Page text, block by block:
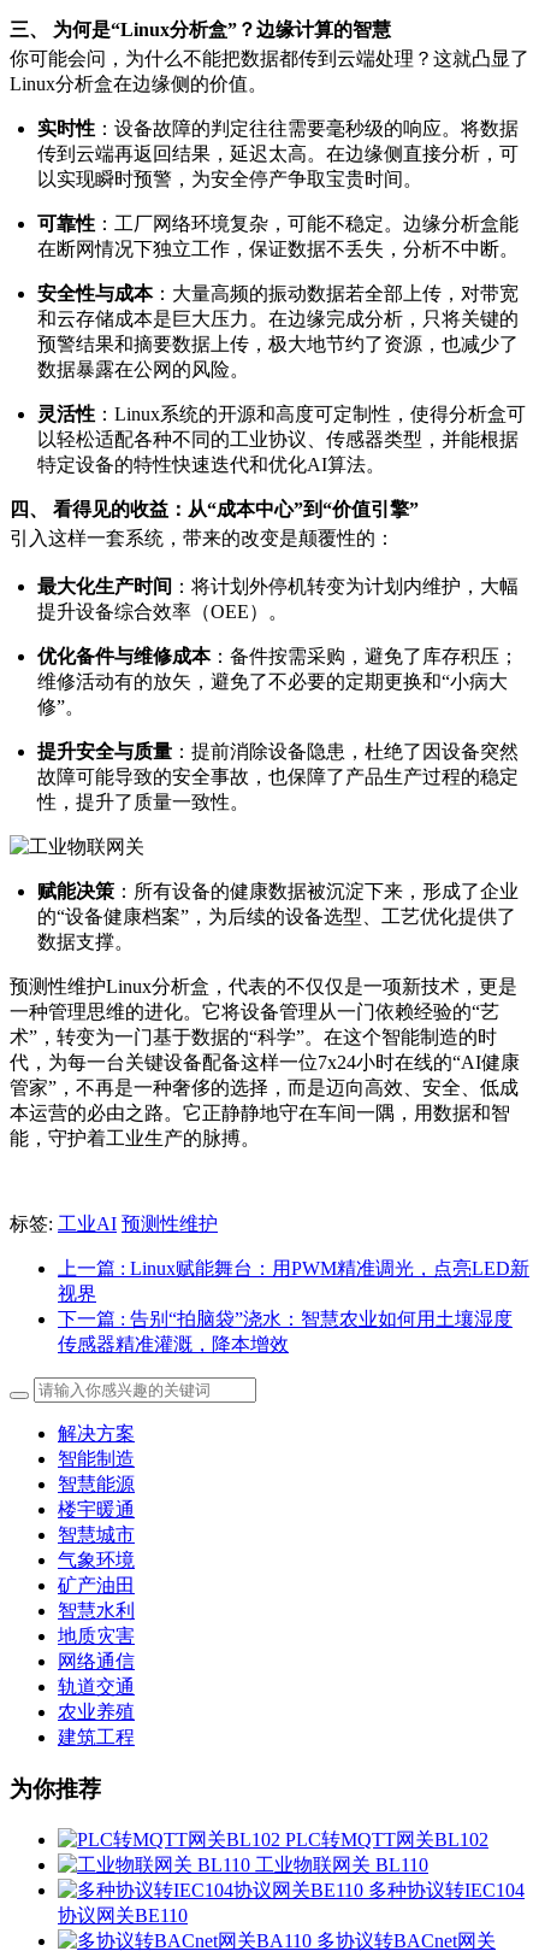
三、 为何是“Linux分析盒”？边缘计算的智慧
你可能会问，为什么不能把数据都传到云端处理？这就凸显了
Linux分析盒在边缘侧的价值。
实时性 ：设备故障的判定往往需要毫秒级的响应。将数据
传到云端再返回结果，延迟太高。在边缘侧直接分析，可
以实现瞬时预警，为安全停产争取宝贵时间。
可靠性 ：工厂网络环境复杂，可能不稳定。边缘分析盒能
在断网情况下独立工作，保证数据不丢失，分析不中断。
安全性与成本：大量高频的振动数据若全部上传，对带宽
和云存储成本是巨大压力。在边缘完成分析，只将关键的
预警结果和摘要数据上传，极大地节约了资源，也减少了
数据暴露在公网的风险。
灵活性 ：Linux系统的开源和高度可定制性，使得分析盒可
以轻松适配各种不同的工业协议、传感器类型，并能根据
特定设备的特性快速迭代和优化AI算法。
四、 看得见的收益：从“成本中心”到“价值引擎”
引入这样一套系统，带来的改变是颠覆性的：
最大化生产时间 ：将计划外停机转变为计划内维护，大幅
提升设备综合效率（OEE）。
优化备件与维修成本：备件按需采购，避免了库存积压；
维修活动有的放矢，避免了不必要的定期更换和“小病大
修”。
提升安全与质量 ：提前消除设备隐患，杜绝了因设备突然
故障可能导致的安全事故，也保障了产品生产过程的稳定
性，提升了质量一致性。
赋能决策 ：所有设备的健康数据被沉淀下来，形成了企业
的“设备健康档案”，为后续的设备选型、工艺优化提供了
数据支撑。
预测性维护Linux分析盒，代表的不仅仅是一项新技术，更是
一种管理思维的进化。它将设备管理从一门依赖经验的“艺
术”，转变为一门基于数据的“科学”。在这个智能制造的时
代，为每一台关键设备配备这样一位7x24小时在线的“AI健康
管家”，不再是一种奢侈的选择，而是迈向高效、安全、低成
本运营的必由之路。它正静静地守在车间一隅，用数据和智
能，守护着工业生产的脉搏。
标签: 工业AI 预测性维护
上一篇 : Linux赋能舞台：用PWM精准调光，点亮LED新
视界
下一篇 : 告别“拍脑袋”浇水：智慧农业如何用土壤湿度
传感器精准灌溉，降本增效
解决方案
智能制造
智慧能源
楼宇暖通
智慧城市
气象环境
矿产油田
智慧水利
地质灾害
网络通信
轨道交通
农业养殖
建筑工程
为你推荐
PLC转MQTT网关BL102
工业物联网关 BL110
多种协议转IEC104
协议网关BE110
多协议转BACnet网关